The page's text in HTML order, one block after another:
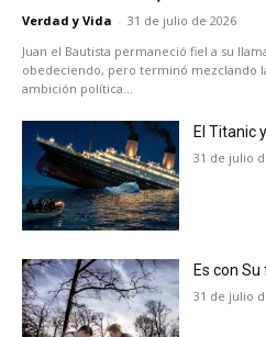
Verdad y Vida - 31 de julio de 2026
Juan el Bautista permaneció fiel a su
obedeciendo, pero terminó mezclando
ambición política...
El Titanic
31 de julio
Es con
31 de julio